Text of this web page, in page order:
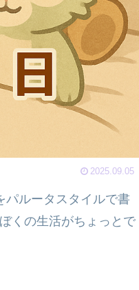
2025.09.05
パルータスタイルで書
くの生活がちょっとで